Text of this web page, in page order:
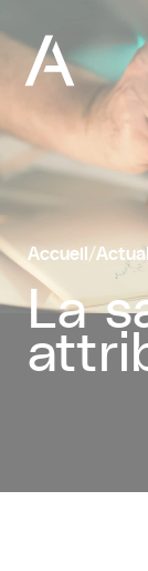
Accueil/
La
Panneau de